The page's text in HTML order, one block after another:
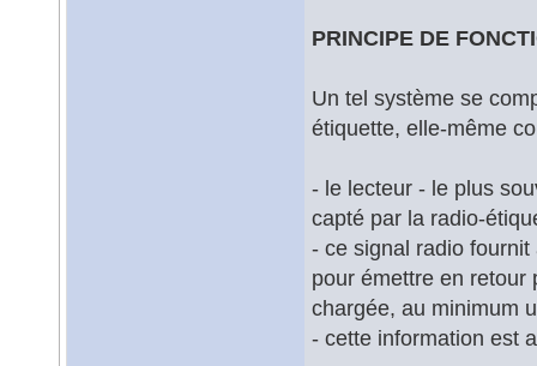
PRINCIPE DE
Un tel système se
étiquette, elle-même
- le lecteur - le plus
capté par la radio-
- ce signal radio
pour émettre en retour
chargée, au minimum
- cette information est